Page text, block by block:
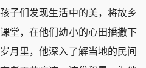
子们发现生活中的美，将故乡
堂，在他们幼小的心田播撒下
月里，他深入了解当地的民间